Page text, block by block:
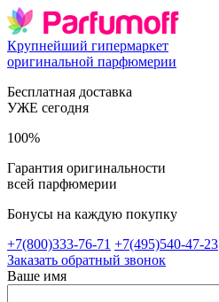
Крупнейший гипермаркет
оригинальной парфюмерии
Бесплатная доставка
УЖЕ сегодня
100%
Гарантия оригинальности
всей парфюмерии
Бонусы на каждую покупку
+7(800)333-76-71 +7(495)540-47-23
Заказать обратный звонок
Ваше имя